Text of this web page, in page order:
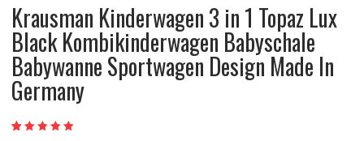
Krausman Kinderwagen 3 in 1 Topaz Lux
Black Kombikinderwagen Babyschale
Babywanne Sportwagen Design Made In
Germany